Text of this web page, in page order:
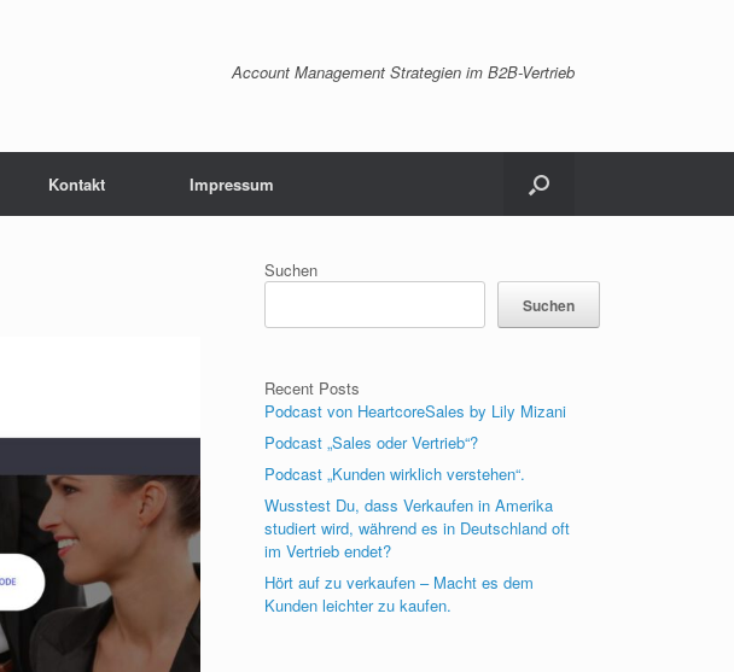
Account Management Strategien im B2B-Vertrieb
Kontakt Impressum
Suchen
Suchen
Recent Posts
Podcast von HeartcoreSales by Lily Mizani
Podcast „Sales oder Vertrieb“?
Podcast „Kunden wirklich verstehen“.
Wusstest Du, dass Verkaufen in Amerika
studiert wird, während es in Deutschland oft
im Vertrieb endet?
Hört auf zu verkaufen – Macht es dem
Kunden leichter zu kaufen.